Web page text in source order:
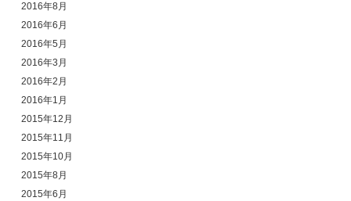
2016年8月
2016年6月
2016年5月
2016年3月
2016年2月
2016年1月
2015年12月
2015年11月
2015年10月
2015年8月
2015年6月